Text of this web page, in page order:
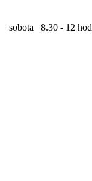
sobota 8.30 - 12 hod